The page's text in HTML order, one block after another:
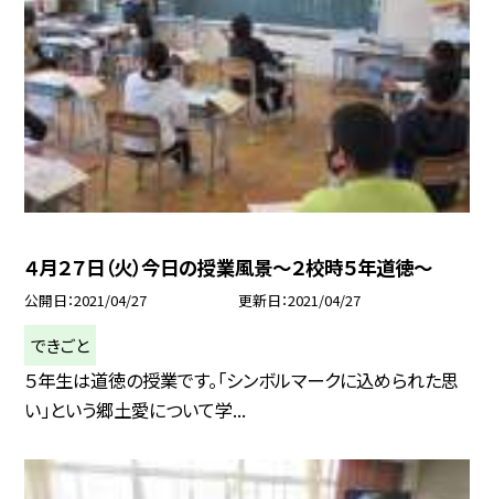
４月２７日（火）今日の授業風景〜２校時５年道徳〜
公開日 2021/04/27 更新日 2021/04/27
できごと
５年生は道徳の授業です。「シンボルマークに込められた思
い」という郷土愛について学...